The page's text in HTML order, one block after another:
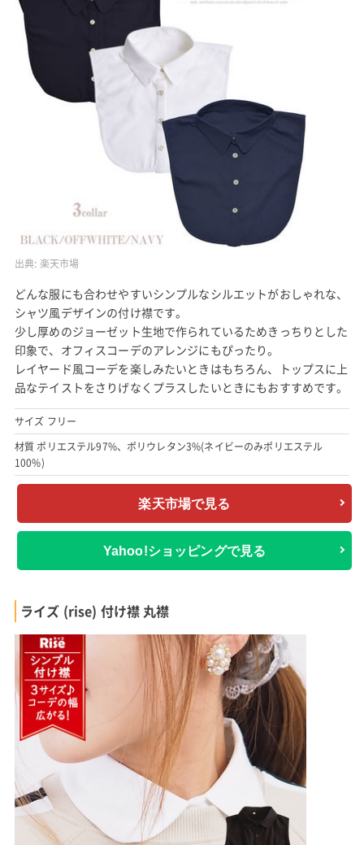
出典: 楽天市場
どんな服にも合わせやすいシンプルなシルエットがおしゃれな、
シャツ風デザインの付け襟です。
少し厚めのジョーゼット生地で作られているためきっちりとした
印象で、オフィスコーデのアレンジにもぴったり。
レイヤード風コーデを楽しみたいときはもちろん、トップスに上
品なテイストをさりげなくプラスしたいときにもおすすめです。
サイズ フリー
材質 ポリエステル97%、ポリウレタン3%(ネイビーのみポリエステル
100%)
楽天市場で見る
Yahoo!ショッピングで見る
ライズ (rise) 付け襟 丸襟